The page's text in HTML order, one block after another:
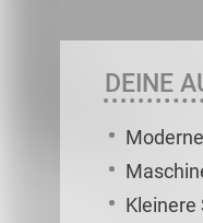
DEINE
Kleinere